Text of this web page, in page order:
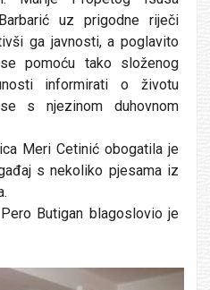
uz prigodne riječi
ga javnosti, a poglavito
pomoću tako složenog
informirati o životu
s njezinom duhovnom
Meri Cetinić obogatila je
s nekoliko pjesama iz
Butigan blagoslovio je